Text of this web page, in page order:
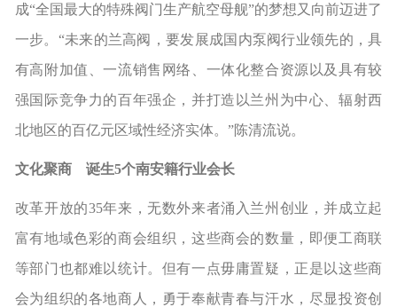
成“全国最大的特殊阀门生产航空母舰”的梦想又向前迈进了
一步。“未来的兰高阀，要发展成国内泵阀行业领先的，具
有高附加值、一流销售网络、一体化整合资源以及具有较
强国际竞争力的百年强企，并打造以兰州为中心、辐射西
北地区的百亿元区域性经济实体。”陈清流说。
文化聚商 诞生5个南安籍行业会长
改革开放的35年来，无数外来者涌入兰州创业，并成立起
富有地域色彩的商会组织，这些商会的数量，即便工商联
等部门也都难以统计。但有一点毋庸置疑，正是以这些商
会为组织的各地商人，勇于奉献青春与汗水，尽显投资创